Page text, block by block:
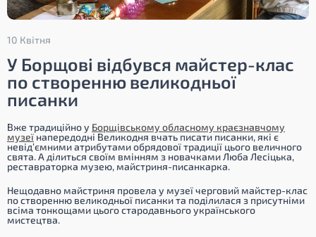
10 Квітня
У Борщові відбувся майстер-клас
по створенню великодньої
писанки
Вже традиційно у Борщівському обласному краєзнавчому
музеїнапередодні Великодня вчать писати писанки, які є
невід’ємними атрибутами обрядової традиції цього величного
свята. А ділиться своїм вмінням з новачками Люба Лесіцька,
реставраторка музею, майстриня-писанкарка.
Нещодавно майстриня провела у музеї черговий майстер-клас
по створенню великодньої писанки та поділилася з присутніми
всіма тонкощами цього стародавнього українського
мистецтва.